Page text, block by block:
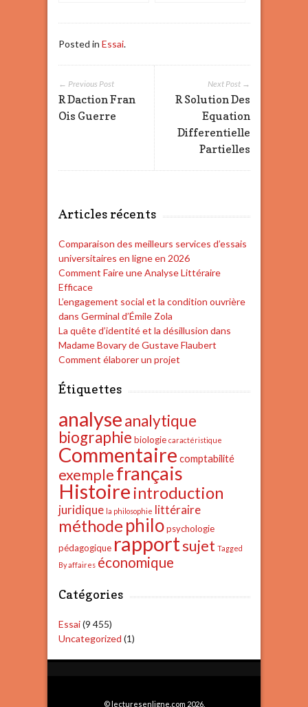
Posted in Essai.
Next Post →
R Solution Des
Equation
Differentielle
Partielles
← Previous Post
R Daction Fran
Ois Guerre
Articles récents
Comparaison des meilleurs services d’essais
universitaires en ligne en 2026
Comment Faire une Analyse Littéraire
Efficace
L’engagement social et la condition ouvrière
dans Germinal d’Émile Zola
La quête d’identité et la désillusion dans
Madame Bovary de Gustave Flaubert
Comment élaborer un projet
Étiquettes
analyseanalytique
biographie biologie caractéristique
Commentaire comptabilité
exemplefrançais
Histoire introduction
juridique la philosophie littéraire
méthode philo psychologie
pédagogique rapportsujet Tagged
By affaires économique
Catégories
Essai(9 455)
Uncategorized (1)
© lecturesenligne.com 2026.